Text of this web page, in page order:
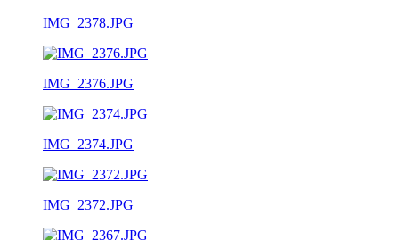
IMG_2378.JPG
IMG_2376.JPG
IMG_2374.JPG
IMG_2372.JPG